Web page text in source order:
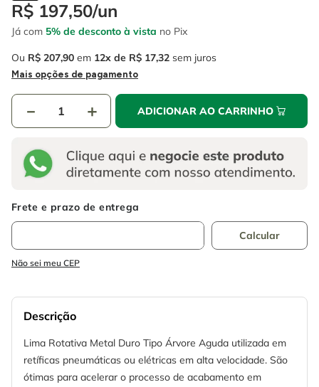
R$ 197,50/un
Já com 5% de desconto à vista no Pix
Ou R$ 207,90 em 12 R$ 17,32 sem juros
Mais opções de pagamento
＋
－ ADICIONAR AO CARRINHO
Não sei meu CEP
Descrição
Lima Rotativa Metal Duro Tipo Árvore Aguda utilizada em
retíficas pneumáticas ou elétricas em alta velocidade. São
ótimas para acelerar o processo de acabamento em
6 fio
7º serra copo
8º chave impacto
disco corte
º escada
º serra circular
º fio
chave impacto
disco corte